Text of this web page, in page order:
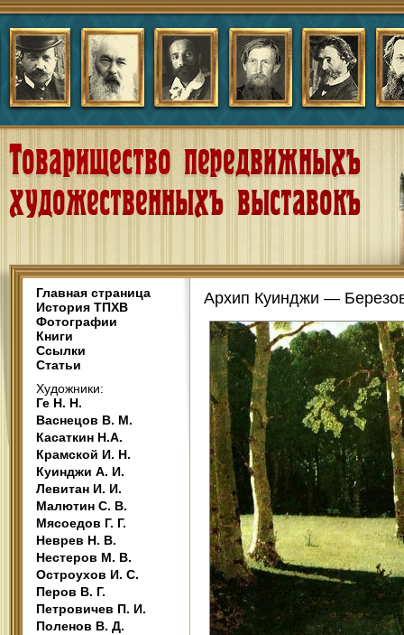
Главная страница
История ТПХВ
Фотографии
Книги
Ссылки
Статьи
Художники:
Ге Н. Н.
Васнецов В. М.
Касаткин Н.А.
Крамской И. Н.
Куинджи А. И.
Левитан И. И.
Малютин С. В.
Мясоедов Г. Г.
Неврев Н. В.
Нестеров М. В.
Остроухов И. С.
Перов В. Г.
Петровичев П. И.
Поленов В. Д.
Архип Куинджи —